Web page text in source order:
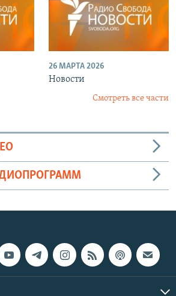
26 МАРТА 2026
Новости
Смотреть все части